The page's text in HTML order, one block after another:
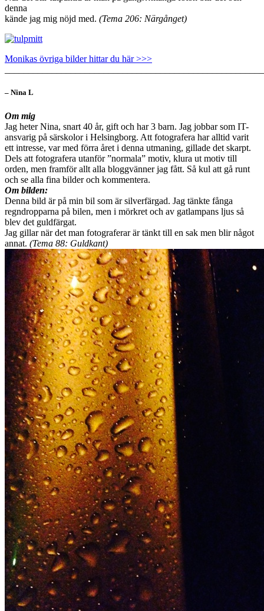
denna
kände jag mig nöjd med. (Tema 206: Närgånget)
Monikas övriga bilder hittar du här >>>
– Nina L
Om mig
Jag heter Nina, snart 40 år, gift och har 3 barn. Jag jobbar som IT-
ansvarig på särskolor i Helsingborg. Att fotografera har alltid varit
ett intresse, var med förra året i denna utmaning, gillade det skarpt.
Dels att fotografera utanför ”normala” motiv, klura ut motiv till
orden, men framför allt alla bloggvänner jag fått. Så kul att gå runt
och se alla fina bilder och kommentera.
Om bilden:
Denna bild är på min bil som är silverfärgad. Jag tänkte fånga
regndropparna på bilen, men i mörkret och av gatlampans ljus så
blev det guldfärgat.
Jag gillar när det man fotograferar är tänkt till en sak men blir något
annat. (Tema 88: Guldkant)